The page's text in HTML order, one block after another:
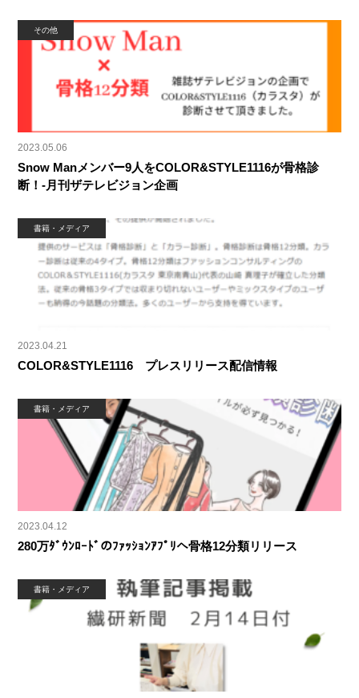
その他
2023.05.06
Snow Manメンバー9人をCOLOR&STYLE1116が骨格診
断！-月刊ザテレビジョン企画
書籍・メディア
2023.04.21
COLOR&STYLE1116 プレスリリース配信情報
書籍・メディア
2023.04.12
280万ﾀﾞｳﾝﾛｰﾄﾞのﾌｧｯｼｮﾝｱﾌﾟﾘへ骨格12分類リリース
書籍・メディア